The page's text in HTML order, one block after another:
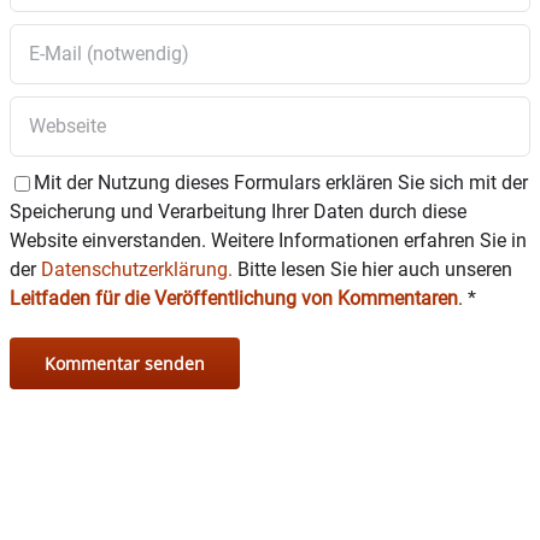
weitere Veranstaltungstermine sind
unterwww.romed-kliniken.de/veranstaltungen
online.
Mit der Nutzung dieses Formulars erklären Sie sich mit der
Speicherung und Verarbeitung Ihrer Daten durch diese
Website einverstanden. Weitere Informationen erfahren Sie in
der Datenschutzerklärung. Bitte lesen Sie hier auch unseren
Leitfaden für die Veröffentlichung von Kommentaren. *